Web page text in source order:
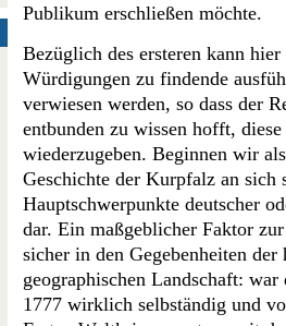
Publikum erschließen möchte.
Bezüglich des ersteren kann
Würdigungen zu findende
verwiesen werden, so dass der
entbunden zu wissen hofft,
wiederzugeben. Beginnen wir
Geschichte der Kurpfalz an sich
Hauptschwerpunkte deutscher
dar. Ein maßgeblicher Faktor
sicher in den Gegebenheiten
geographischen Landschaft:
1777 wirklich selbständig und